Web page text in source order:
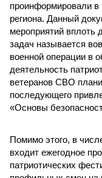
проинформировали
региона. Данный
мероприятий вплоть
задач называется
военной операции в
деятельность
ветеранов СВО
последующего
«Основы
Помимо этого, в
входит ежегодное
патриотических